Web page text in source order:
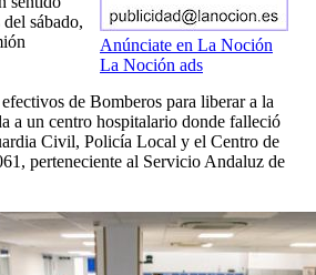
Anúnciate en La Noción
La Noción ads
sábado,
de Bomberos para liberar a la
a un centro hospitalario donde falleció
Civil, Policía Local y el Centro de
perteneciente al Servicio Andaluz de